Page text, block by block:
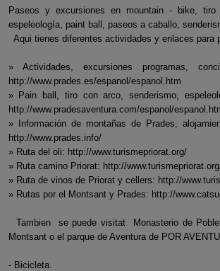
Paseos y excursiones en mountain - bike, tiro
espeleología, paint ball, paseos a caballo,
Aqui tienes diferentes actividades y enlaces para
» Actividades, excursiones programas,
http://www.prades.es/espanol/espanol.htm
» Pain ball, tiro con arco, senderismo,
http://www.pradesaventura.com/espanol/
» Información de montañas de Prades,
http://www.prades.info/
» Ruta del oli: http://www.turismepriorat.org/
» Ruta camino Priorat: http://
» Ruta de vinos de Priorat y cellers: http://
» Rutas por el Montsant y Prades: http://
Tambien se puede visitat Monasterio de
Montsant o el parque de Aventura de POR
- Bicicleta.